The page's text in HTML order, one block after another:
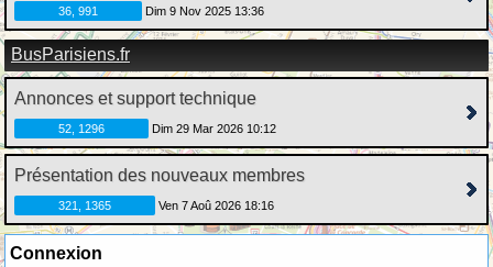
36, 991 Dim 9 Nov 2025 13:36
BusParisiens.fr
Annonces et support technique
52, 1296 Dim 29 Mar 2026 10:12
Présentation des nouveaux membres
321, 1365 Ven 7 Aoû 2026 18:16
Connexion